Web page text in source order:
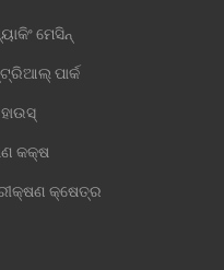
ମେସିନ୍
ପାର୍କ
କକ୍ଷ
କ୍ଷେତ୍ର